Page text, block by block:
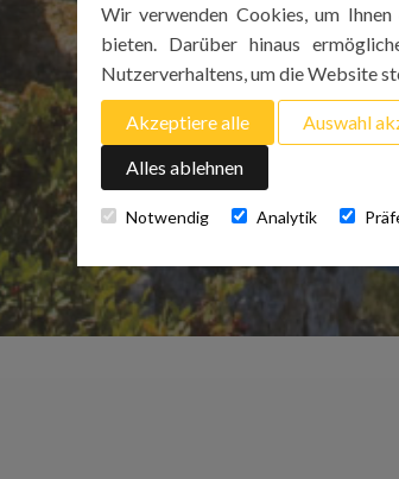
Wir verwenden Cookies, um
bieten. Darüber hinaus
Nutzerverhaltens, um die Website
Akzeptiere alle
Auswahl
Alles ablehnen
Notwendig Analytik